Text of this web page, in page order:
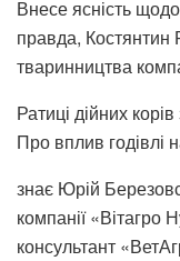
Внесе ясність
правда, Костянтин
тваринництва
Ратиці дійних
Про вплив годівлі
знає Юрій
компанії
консультант